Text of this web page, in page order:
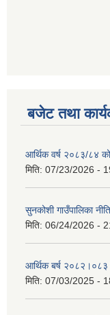
बजेट तथा
आर्थिक वर्ष २०८३/८४
मिति: 07/23/2026 -
सुनकोशी गाउँपालिका
मिति: 06/24/2026 -
आर्थिक बर्ष
मिति: 07/03/2025 -